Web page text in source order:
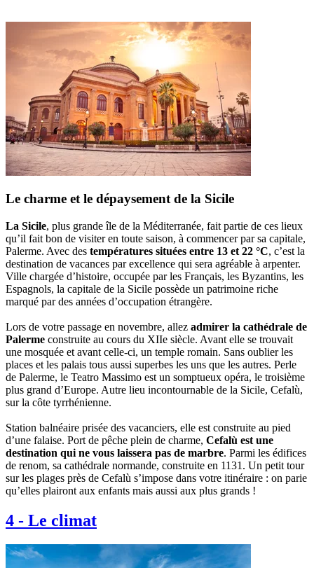
Le charme et le dépaysement de la Sicile
La Sicile, plus grande île de la Méditerranée, fait partie de ces lieux
qu’il fait bon de visiter en toute saison, à commencer par sa capitale,
Palerme. Avec des températures situées entre 13 et 22 °C, c’est la
destination de vacances par excellence qui sera agréable à arpenter.
Ville chargée d’histoire, occupée par les Français, les Byzantins, les
Espagnols, la capitale de la Sicile possède un patrimoine riche
marqué par des années d’occupation étrangère.
Lors de votre passage en novembre, allez admirer la cathédrale de
Palerme construite au cours du XIIe siècle. Avant elle se trouvait
une mosquée et avant celle-ci, un temple romain. Sans oublier les
places et les palais tous aussi superbes les uns que les autres. Perle
de Palerme, le Teatro Massimo est un somptueux opéra, le troisième
plus grand d’Europe. Autre lieu incontournable de la Sicile, Cefalù,
sur la côte tyrrhénienne.
Station balnéaire prisée des vacanciers, elle est construite au pied
d’une falaise. Port de pêche plein de charme, Cefalù est une
destination qui ne vous laissera pas de marbre. Parmi les édifices
de renom, sa cathédrale normande, construite en 1131. Un petit tour
sur les plages près de Cefalù s’impose dans votre itinéraire : on parie
qu’elles plairont aux enfants mais aussi aux plus grands !
4 - Le climat